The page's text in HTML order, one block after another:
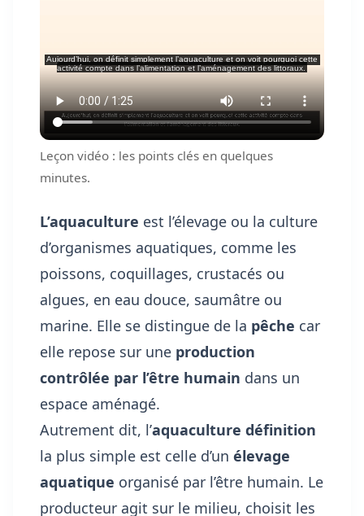
Leçon vidéo : les points clés en quelques
minutes.
L’aquaculture est l’élevage ou la culture
d’organismes aquatiques, comme les
poissons, coquillages, crustacés ou
algues, en eau douce, saumâtre ou
marine. Elle se distingue de la pêche car
elle repose sur une production
contrôlée par l’être humain dans un
espace aménagé.
Autrement dit, l’aquaculture définition
la plus simple est celle d’un élevage
aquatique organisé par l’être humain. Le
producteur agit sur le milieu, choisit les